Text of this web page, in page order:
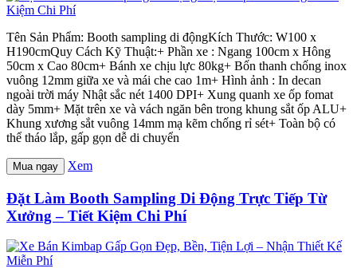
Tên Sản Phẩm: Booth sampling di độngKích Thước: W100 x
H190cmQuy Cách Kỹ Thuật:+ Phần xe : Ngang 100cm x Hông
50cm x Cao 80cm+ Bánh xe chịu lực 80kg+ Bốn thanh chống inox
vuông 12mm giữa xe và mái che cao 1m+ Hình ảnh : In decan
ngoài trời máy Nhật sắc nét 1400 DPI+ Xung quanh xe ốp fomat
dày 5mm+ Mặt trên xe và vách ngăn bên trong khung sắt ốp ALU+
Khung xương sắt vuông 14mm mạ kẽm chống rỉ sét+ Toàn bộ có
thể tháo lắp, gấp gọn dễ di chuyển
Mua ngay Xem
Đặt Làm Booth Sampling Di Động Trực Tiếp Từ
Xưởng – Tiết Kiệm Chi Phí